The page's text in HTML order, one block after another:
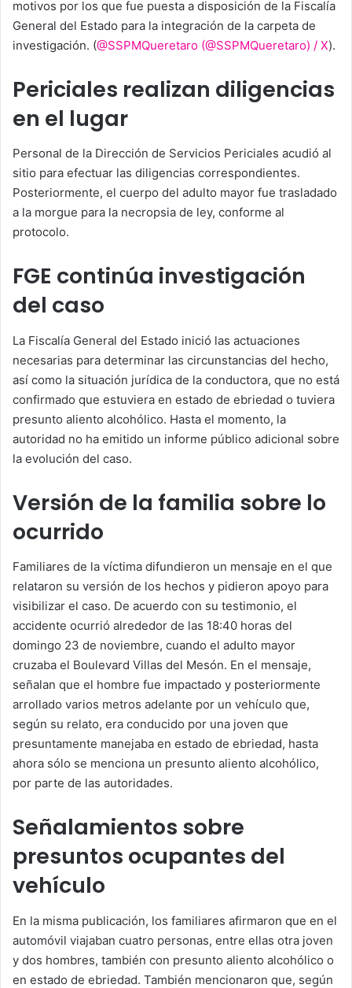
motivos por los que fue puesta a disposición de la Fiscalía
General del Estado para la integración de la carpeta de
investigación. (@SSPMQueretaro (@SSPMQueretaro) / X).
Periciales realizan diligencias
en el lugar
Personal de la Dirección de Servicios Periciales acudió al
sitio para efectuar las diligencias correspondientes.
Posteriormente, el cuerpo del adulto mayor fue trasladado
a la morgue para la necropsia de ley, conforme al
protocolo.
FGE continúa investigación
del caso
La Fiscalía General del Estado inició las actuaciones
necesarias para determinar las circunstancias del hecho,
así como la situación jurídica de la conductora, que no está
confirmado que estuviera en estado de ebriedad o tuviera
presunto aliento alcohólico. Hasta el momento, la
autoridad no ha emitido un informe público adicional sobre
la evolución del caso.
Versión de la familia sobre lo
ocurrido
Familiares de la víctima difundieron un mensaje en el que
relataron su versión de los hechos y pidieron apoyo para
visibilizar el caso. De acuerdo con su testimonio, el
accidente ocurrió alrededor de las 18:40 horas del
domingo 23 de noviembre, cuando el adulto mayor
cruzaba el Boulevard Villas del Mesón. En el mensaje,
señalan que el hombre fue impactado y posteriormente
arrollado varios metros adelante por un vehículo que,
según su relato, era conducido por una joven que
presuntamente manejaba en estado de ebriedad, hasta
ahora sólo se menciona un presunto aliento alcohólico,
por parte de las autoridades.
Señalamientos sobre
presuntos ocupantes del
vehículo
En la misma publicación, los familiares afirmaron que en el
automóvil viajaban cuatro personas, entre ellas otra joven
y dos hombres, también con presunto aliento alcohólico o
en estado de ebriedad. También mencionaron que, según